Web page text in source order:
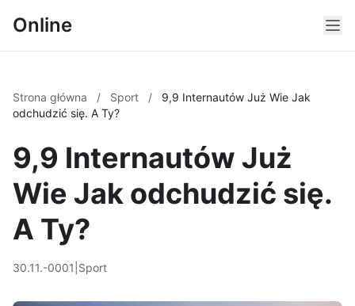
Online
Strona główna / Sport /
9,9 Internautów Już Wie Jak
odchudzić się. A Ty?
9,9 Internautów Już
Wie Jak odchudzić się.
A Ty?
30.11.-0001 Sport